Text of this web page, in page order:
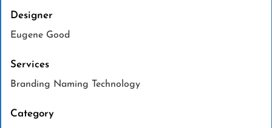
Designer
Eugene Good
Services
Branding Naming Technology
Category